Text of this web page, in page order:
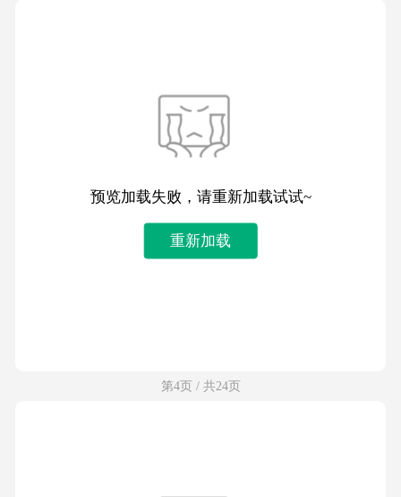
预览加载失败，请重新加载试试~
重新加载
第4页 / 共24页